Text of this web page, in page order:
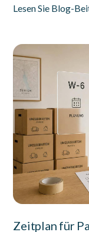
Lesen Sie Blog-
Zeitplan für